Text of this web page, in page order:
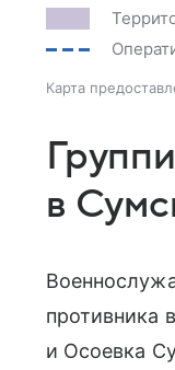
Карта
в
противника
и Осоевка